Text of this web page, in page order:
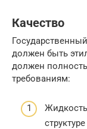
Качество
должен быть
должен
требованиям: